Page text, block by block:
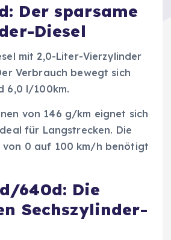
Der sparsame
Diesel
mit 2,0-Liter-Vierzylinder
Verbrauch bewegt sich
6,0 l/100km.
von 146 g/km eignet sich
für Langstrecken. Die
von 0 auf 100 km/h benötigt
640d: Die
Sechszylinder-